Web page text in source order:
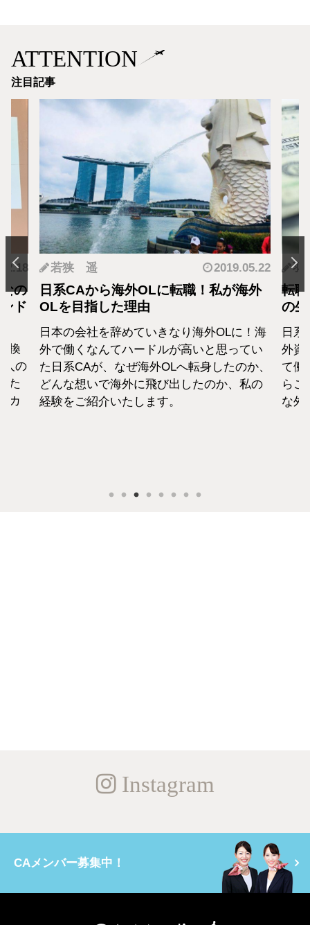
ATTENTION
注目記事
の
ド
換
人の
た
カ
若狭 遥 2019.05.22
日系CAから海外OLに転職！私が海外
OLを目指した理由
日本の会社を辞めていきなり海外OLに！海
外で働くなんてハードルが高いと思ってい
た日系CAが、なぜ海外OLへ転身したのか、
どんな想いで海外に飛び出したのか、私の
経験をご紹介いたします。
羽
転
の
日
外資
て働
らこ
な外
Instagram
CAメンバー募集中！